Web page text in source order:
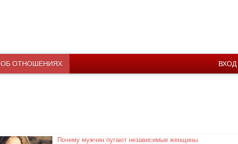
ОБ ОТНОШЕНИЯХ ВХОД
Почему мужчин пугают независимые женщины